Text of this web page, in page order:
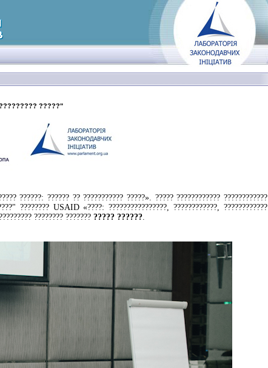
?????"
??????: ?????? ?? ??????????? ?????». ????? ???????????? ????????????
???????? USAID «????: ????????????????, ????????????, ????????????
???????? ??????? ????? ??????.